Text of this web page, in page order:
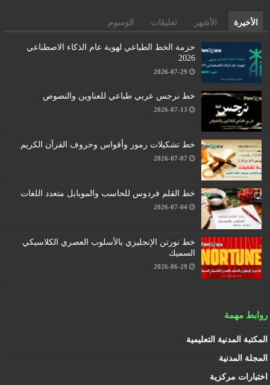
الأخيرة الأشهر تعليقات الوسوم
حزمة الخط الطباعي لهوية عام الذكاء الاصطناعي
2026
2026-07-29
خط نرجس عربي طباعي للعناوين والنصوص
2026-07-13
خط تشكيلات رموز وأقواس وحروف القرآن الكريم
2026-07-07
خط القلم فردوس للحاسب والموبايل متعدد اللغات
2026-07-04
خط نورتن الإنجليزي بالأسلوب العصري الكلاسيكي
السميك
2026-06-29
روابط مهمة
المكتبة المدنية التعليمية
المجلة المدنية
اختبارات مركزية